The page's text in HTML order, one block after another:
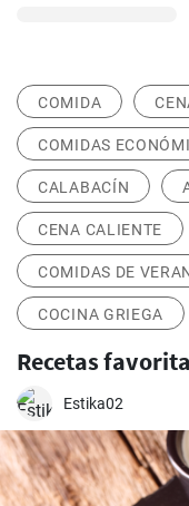
COMIDA
COMIDAS
CALABACÍN
CENA CALIENTE
COMIDAS DE
COCINA GRIEGA
Recetas
Estika02